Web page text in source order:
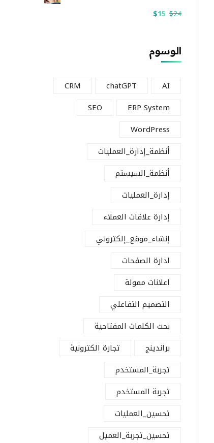
$24
$15
الوسوم
AI
chatGPT
CRM
ERP System
SEO
WordPress
أنظمة_إدارة_العمليات
أنظمة_السيستم
إدارة_العمليات
إدارة علاقات العملاء
إنشاء_موقع_إلكتروني
ادارة الصفحات
اعلانات ممولة
التصميم التفاعلي
بحث الكلمات المفتاحية
براندينج
تجارة الكترونية
تجربة_المستخدم
تجربة المستخدم
تحسين_العمليات
تحسين_تجربة_العميل